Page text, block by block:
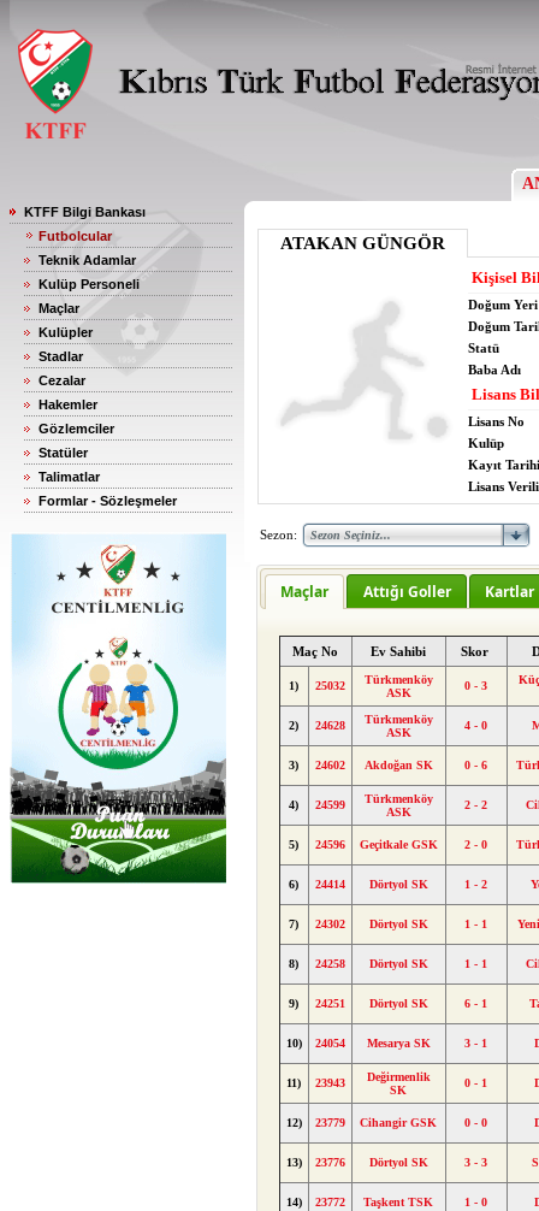
KTFF Bilgi Bankası
Futbolcular
Teknik Adamlar
Kulüp Personeli
Maçlar
Kulüpler
Stadlar
Cezalar
Hakemler
Gözlemciler
Statüler
Talimatlar
Formlar - Sözleşmeler
ATAKAN GÜNGÖR
Kişisel
Doğum Yeri
Doğum
Statü
Baba Adı
Lisans
Lisans No
Kulüp
Kayıt Tarihi
Lisans
Sezon:
Maçlar Attığı Goller Kartlar
Maç No Ev Sahibi Skor
1) 25032
Türkmenköy
ASK
0 - 3
2) 24628
Türkmenköy
ASK
4 - 0
3) 24602 Akdoğan SK 0 - 6
4) 24599
Türkmenköy
ASK
2 - 2
5) 24596 Geçitkale GSK 2 - 0
6) 24414 Dörtyol SK 1 - 2
7) 24302 Dörtyol SK 1 - 1
8) 24258 Dörtyol SK 1 - 1
9) 24251 Dörtyol SK 6 - 1
10) 24054 Mesarya SK 3 - 1
11) 23943
Değirmenlik
SK
0 - 1
12) 23779 Cihangir GSK 0 - 0
13) 23776 Dörtyol SK 3 - 3
14) 23772 Taşkent TSK 1 - 0